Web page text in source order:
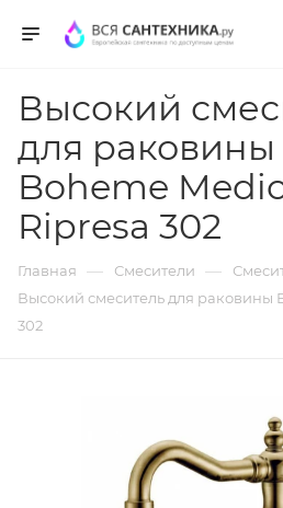
Высокий
для раковины
Boheme
Ripresa 302
Главная — Смесители —
Высокий смеситель для раковины
302